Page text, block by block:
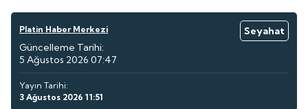
Platin Haber Merkezi
Seyahat
Güncelleme Tarihi:
5 Ağustos 2026 07:47
Yayın Tarihi:
3 Ağustos 2026 11:51